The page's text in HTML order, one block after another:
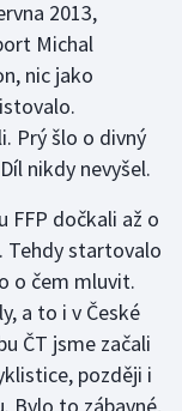
2013,
Michal
nic jako
Prý šlo o divný
nikdy nevyšel.
FFP dočkali až o
Tehdy startovalo
o čem mluvit.
a to i v České
ČT jsme začali
později i
Bylo to zábavné,